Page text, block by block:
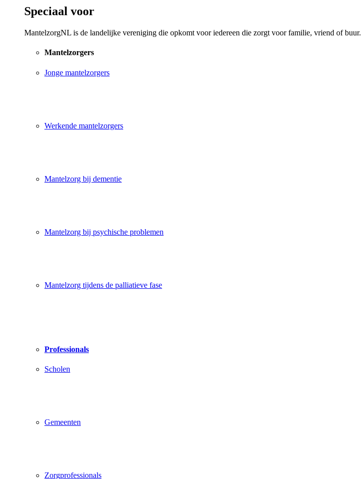
Speciaal voor
MantelzorgNL is de landelijke vereniging die opkomt voor iedereen die zorgt voor familie, vriend of buur.
Mantelzorgers
Jonge mantelzorgers
Werkende mantelzorgers
Mantelzorg bij dementie
Mantelzorg bij psychische problemen
Mantelzorg tijdens de palliatieve fase
Professionals
Scholen
Gemeenten
Zorgprofessionals